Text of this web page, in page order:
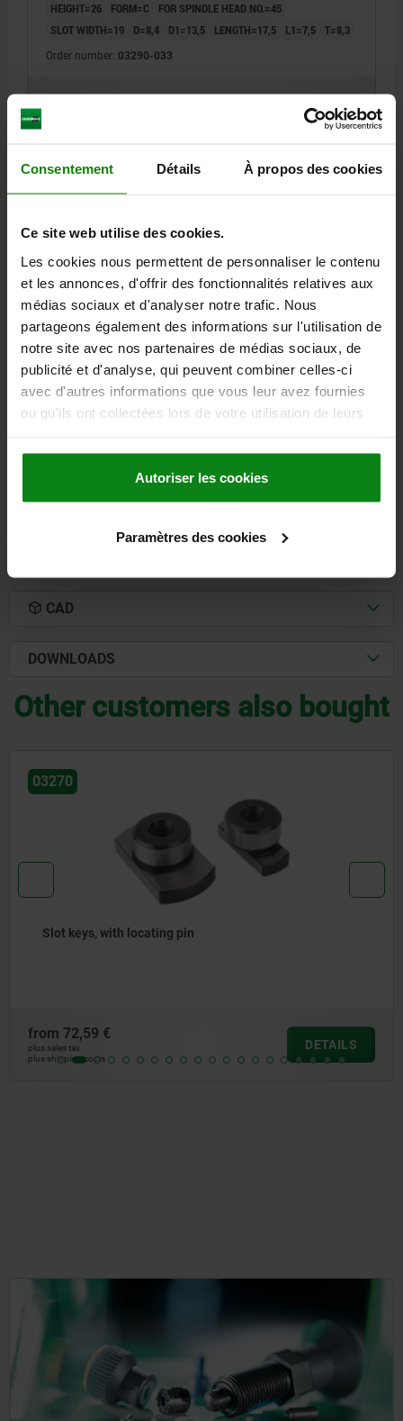
Consentement Détails À propos des cookies
Ce site web utilise des cookies.
Les cookies nous permettent de personnaliser le contenu
et les annonces, d'offrir des fonctionnalités relatives aux
médias sociaux et d'analyser notre trafic. Nous
partageons également des informations sur l'utilisation de
notre site avec nos partenaires de médias sociaux, de
publicité et d'analyse, qui peuvent combiner celles-ci
avec d'autres informations que vous leur avez fournies
ou qu'ils ont collectées lors de votre utilisation de leurs
Autoriser les cookies
Paramètres des cookies
HEIGHT=26 FORM=C
FOR SPINDLE HEAD NO.=45
SLOT WIDTH=19
D=8,4 D1=13,5 LENGTH=17,5 L1=7,5 T=8,3
Order number: 03290-033
DETAILS
CARRIER NUT, FORM:C MILD STEEL
HEIGHT=29 FORM=C
FOR SPINDLE HEAD NO.=50-55
SLOT WIDTH=25,4 D=13 D1=19 LENGTH=24 L1=11 T=12,3
Order number: 03290-043
31,94 €
CAD
DOWNLOADS
Other customers also bought
Slot keys
from
plus shipping costs